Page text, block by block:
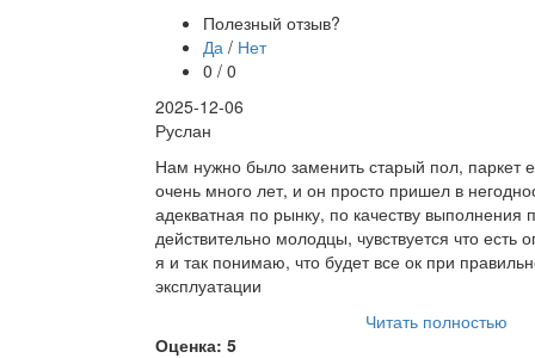
Полезный отзыв?
Да / Нет
0 / 0
2025-12-06
Руслан
Нам нужно было заменить старый пол, паркет
очень много лет, и он просто пришел в
адекватная по рынку, по качеству выполнения
действительно молодцы, чувствуется что есть
я и так понимаю, что будет все ок при
эксплуатации
Читать полностью
Оценка: 5